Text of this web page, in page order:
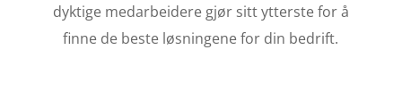
dyktige medarbeidere gjør sitt ytterste for å
finne de beste løsningene for din bedrift.